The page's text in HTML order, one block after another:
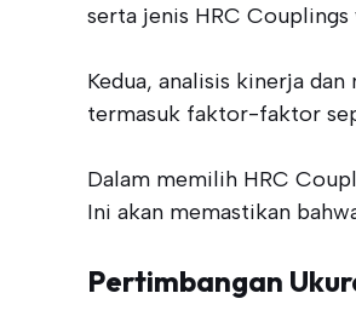
serta jenis HRC Couplings
Kedua, analisis kinerja
termasuk faktor-faktor
Dalam memilih HRC
Ini akan memastikan
Pertimbangan